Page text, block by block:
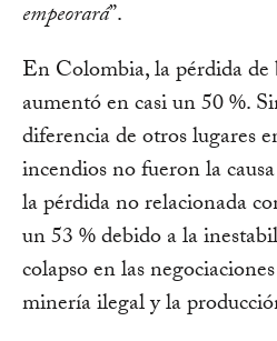
empeorará”.
En Colombia, la pérdida de
aumentó en casi un 50 %.
diferencia de otros lugares
incendios no fueron la
la pérdida no relacionada
un 53 % debido a la
colapso en las
minería ilegal y la